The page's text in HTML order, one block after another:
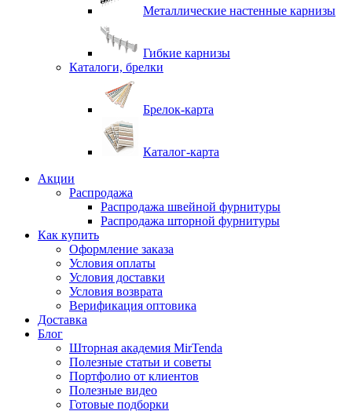
Металлические настенные карнизы
Гибкие карнизы
Каталоги, брелки
Брелок-карта
Каталог-карта
Акции
Распродажа
Распродажа швейной фурнитуры
Распродажа шторной фурнитуры
Как купить
Оформление заказа
Условия оплаты
Условия доставки
Условия возврата
Верификация оптовика
Доставка
Блог
Шторная академия MirTenda
Полезные статьи и советы
Портфолио от клиентов
Полезные видео
Готовые подборки